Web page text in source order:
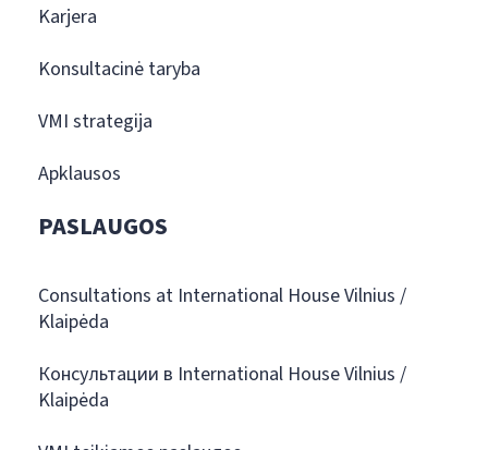
Karjera
Konsultacinė taryba
VMI strategija
Apklausos
PASLAUGOS
Consultations at International House Vilnius /
Klaipėda
Консультации в International House Vilnius /
Klaipėda